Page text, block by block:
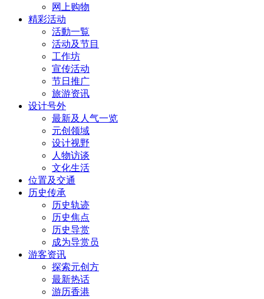
网上购物
精彩活动
活動一覧
活动及节目
工作坊
宣传活动
节日推广
旅游资讯
设计号外
最新及人气一览
元创领域
设计视野
人物访谈
文化生活
位置及交通
历史传承
历史轨迹
历史焦点
历史导赏
成为导赏员
游客资讯
探索元创方
最新热话
游历香港